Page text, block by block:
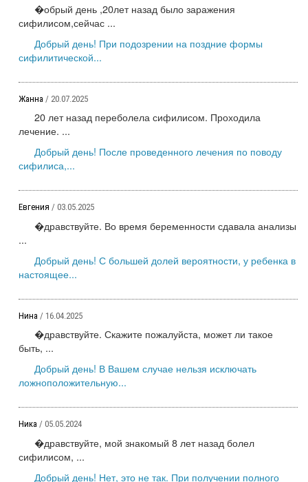
�обрый день ,20лет назад было заражения
сифилисом,сейчас ...
Добрый день! При подозрении на поздние формы
сифилитической...
Жанна / 20.07.2025
20 лет назад переболела сифилисом. Проходила
лечение. ...
Добрый день! После проведенного лечения по поводу
сифилиса,...
Евгения / 03.05.2025
�дравствуйте. Во время беременности сдавала анализы
...
Добрый день! С большей долей вероятности, у ребенка в
настоящее...
Нина / 16.04.2025
�дравствуйте. Скажите пожалуйста, может ли такое
быть, ...
Добрый день! В Вашем случае нельзя исключать
ложноположительную...
Ника / 05.05.2024
�дравствуйте, мой знакомый 8 лет назад болел
сифилисом, ...
Добрый день! Нет, это не так. При получении полного